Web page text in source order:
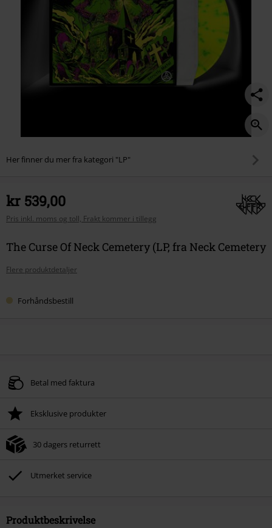
Her finner du mer fra kategori "LP"
kr 539,00
Pris inkl. moms og toll, Frakt kommer i tillegg
The Curse Of Neck Cemetery (LP, fra Neck Cemetery
Flere produktdetaljer
Forhåndsbestill
Betal med faktura
Eksklusive produkter
30 dagers returrett
Utmerket service
Produktbeskrivelse